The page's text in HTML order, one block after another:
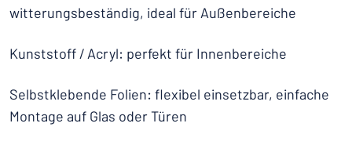
witterungsbeständig, ideal für Außenbereiche
Kunststoff / Acryl: perfekt für Innenbereiche
Selbstklebende Folien: flexibel einsetzbar, einfache
Montage auf Glas oder Türen